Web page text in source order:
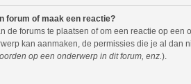
forum of maak een reactie?
de forums te plaatsen of om een reactie op
kan aanmaken, de permissies die je al
op een onderwerp in dit forum, enz.).